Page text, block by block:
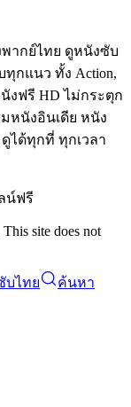
ากย์ไทย ดูหนังซับ
กแนว ทั้ง Action,
นังฟรี HD ไม่กระตุก
หนังอินเดีย หนัง
ได้ทุกที่ ทุกเวลา
น์ฟรี
site does not
บไทย ค้นหา